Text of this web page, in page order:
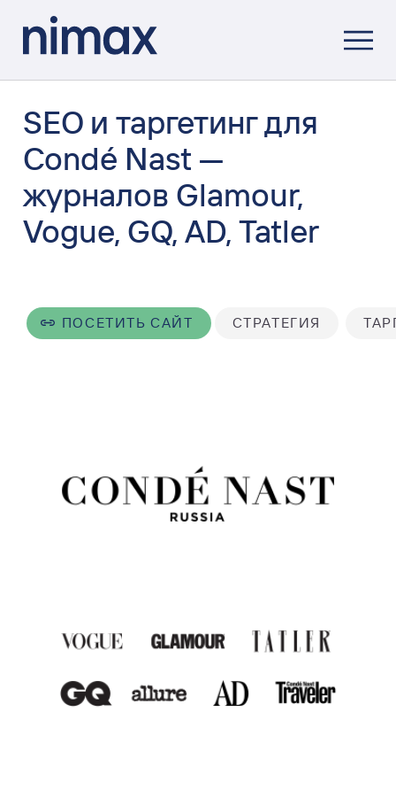
SEO и таргетинг для
Condé Nast —
журналов Glamour,
Vogue, GQ, AD, Tatler
ПОСЕТИТЬ САЙТ СТРАТЕГИЯ